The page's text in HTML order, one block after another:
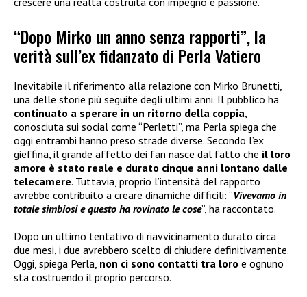
“Dopo Mirko un anno senza rapporti”, la
verità sull’ex fidanzato di Perla Vatiero
Inevitabile il riferimento alla relazione con Mirko Brunetti,
una delle storie più seguite degli ultimi anni. Il pubblico ha
continuato a sperare in un ritorno della coppia,
conosciuta sui social come “Perletti”, ma Perla spiega che
oggi entrambi hanno preso strade diverse. Secondo l’ex
gieffina, il grande affetto dei fan nasce dal fatto che il loro
amore è stato reale e durato cinque anni lontano dalle
telecamere. Tuttavia, proprio l’intensità del rapporto
avrebbe contribuito a creare dinamiche difficili: “Vivevamo in
totale simbiosi e questo ha rovinato le cose”, ha raccontato.
Dopo un ultimo tentativo di riavvicinamento durato circa
due mesi, i due avrebbero scelto di chiudere definitivamente.
Oggi, spiega Perla, non ci sono contatti tra loro e ognuno
sta costruendo il proprio percorso.